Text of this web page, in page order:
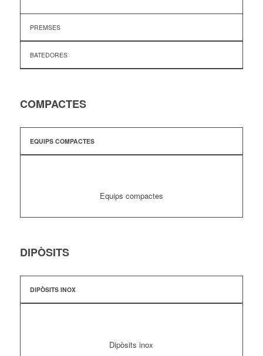
PREMSES
BATEDORES
COMPACTES
EQUIPS COMPACTES
Equips compactes
DIPÒSITS
DIPÒSITS INOX
Dipòsits inox